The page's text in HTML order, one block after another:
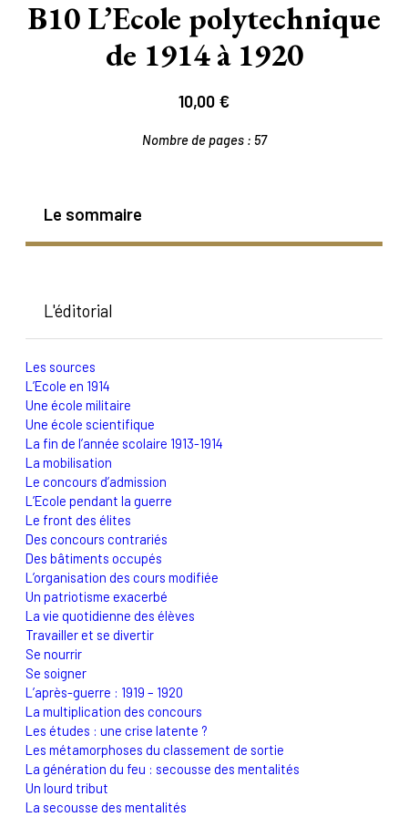
B10 L’Ecole polytechnique
de 1914 à 1920
10,00 €
Nombre de pages : 57
Le sommaire
L'éditorial
Les sources
L’Ecole en 1914
Une école militaire
Une école scientifique
La fin de l’année scolaire 1913-1914
La mobilisation
Le concours d’admission
L’Ecole pendant la guerre
Le front des élites
Des concours contrariés
Des bâtiments occupés
L’organisation des cours modifiée
Un patriotisme exacerbé
La vie quotidienne des élèves
Travailler et se divertir
Se nourrir
Se soigner
L’après-guerre : 1919 – 1920
La multiplication des concours
Les études : une crise latente ?
Les métamorphoses du classement de sortie
La génération du feu : secousse des mentalités
Un lourd tribut
La secousse des mentalités